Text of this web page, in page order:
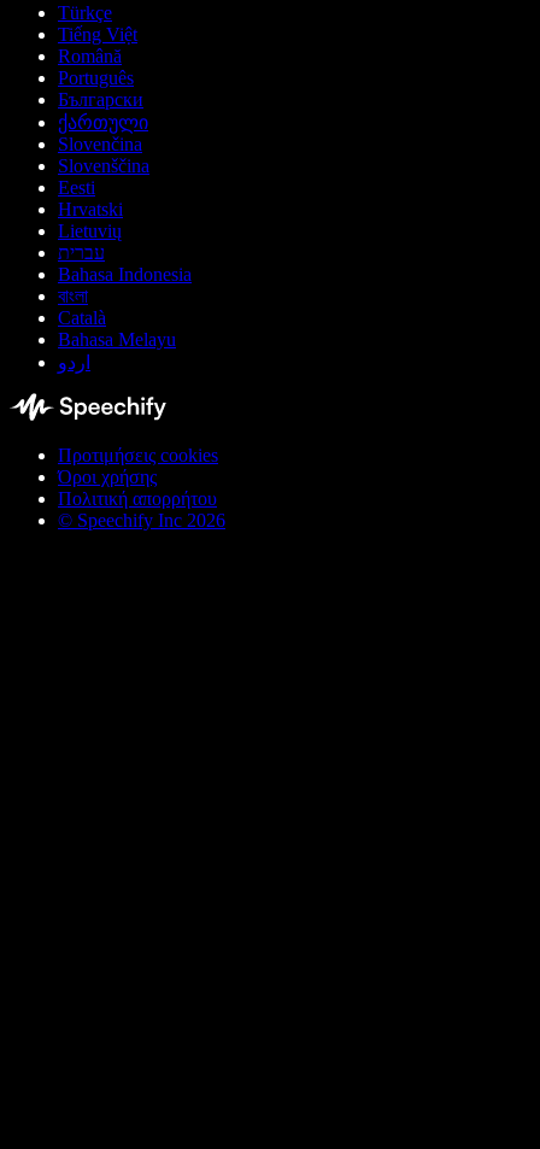
Türkçe
Tiếng Việt
Română
Português
Български
ქართული
Slovenčina
Slovenščina
Eesti
Hrvatski
Lietuvių
עברית
Bahasa Indonesia
বাংলা
Català
Bahasa Melayu
اردو
Προτιμήσεις cookies
Όροι χρήσης
Πολιτική απορρήτου
© Speechify Inc 2026